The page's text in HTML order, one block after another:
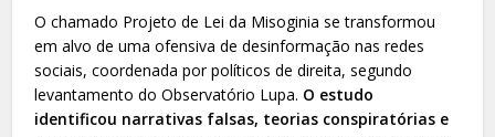
O chamado Projeto de Lei da Misoginia se transformou
em alvo de uma ofensiva de desinformação nas redes
sociais, coordenada por políticos de direita, segundo
levantamento do Observatório Lupa. O estudo
identificou narrativas falsas, teorias conspiratórias e